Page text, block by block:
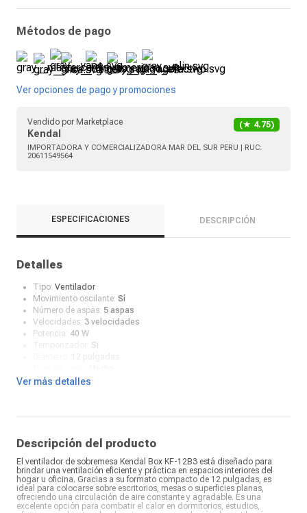
Métodos de pago
Ver opciones de pago y promociones
Vendido por Marketplace
Kendal
(★ 4.75)
IMPORTADORA Y COMERCIALIZADORA MAR DEL SUR PERU | RUC:
20611549564
ESPECIFICACIONES DESCRIPCIÓN
Detalles
Tipo: Ventilador
Movimiento oscilante: Sí
Número de aspas: 5 aspas
Velocidades: 3 velocidades
Potencia: 40 W
Si
Fuente de poder:
Consumo (Kw):0,4Kw/H
Niveles de ventilación:
Ver más detalles
Descripción del producto
El ventilador de sobremesa Kendal Box KF-12B3 está diseñado para
brindar una ventilación eficiente y práctica en espacios interiores del
hogar u oficina. Gracias a su formato compacto de 12 pulgadas, es
ideal para colocarse sobre escritorios, mesas o superficies planas,
ofreciendo una circulación de aire constante y agradable. Es una
excelente opción para combatir el calor en dormitorios, estudios,